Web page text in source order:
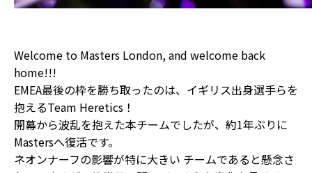
Welcome to Masters London, and welcome back
home!!!
EMEA最後の枠を勝ち取ったのは、イギリス出身選手らを
抱えるTeam Heretics！
開幕から波乱を抱えた本チームでしたが、約1年ぶりに
Mastersへ復活です。
ネオンナーフの影響が特に大きい チームであると懸念さ